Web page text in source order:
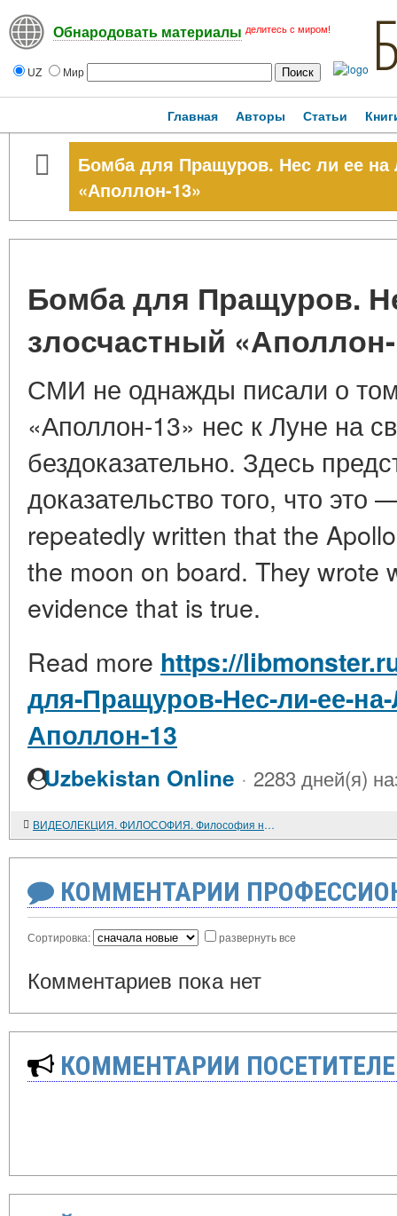
Обнародовать материалы делитесь с миром!
UZ Мир
Главная Авторы Статьи
Бомба для Пращуров. Нес ли ее на
«Аполлон-13»
Бомба для Пращуров.
злосчастный
СМИ не однажды писали о
«Аполлон-13» нес к Луне на
бездоказательно. Здесь
доказательство того, что
repeatedly written that the
the moon on board. They wrote
evidence that is true.
Read more https://
для-Пращуров-Нес-ли-ее-
Аполлон-13
Uzbekistan Online · 2283 дней(я)
ВИДЕОЛЕКЦИЯ. ФИЛОСОФИЯ. Философия науки
КОММЕНТАРИИ
Сортировка: развернуть все
Комментариев пока нет
КОММЕНТАРИИ